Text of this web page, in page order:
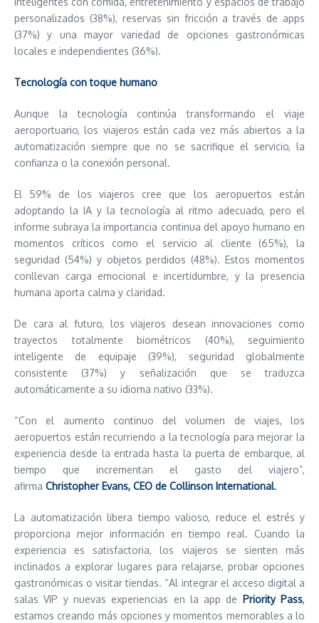
personalizados (38%), reservas sin fricción a través de apps
(37%) y una mayor variedad de opciones gastronómicas
locales e independientes (36%).
Tecnología con toque humano
Aunque la tecnología continúa transformando el viaje
aeroportuario, los viajeros están cada vez más abiertos a la
automatización siempre que no se sacrifique el servicio, la
confianza o la conexión personal.
El 59% de los viajeros cree que los aeropuertos están
adoptando la IA y la tecnología al ritmo adecuado, pero el
informe subraya la importancia continua del apoyo humano en
momentos críticos como el servicio al cliente (65%), la
seguridad (54%) y objetos perdidos (48%). Estos momentos
conllevan carga emocional e incertidumbre, y la presencia
humana aporta calma y claridad.
De cara al futuro, los viajeros desean innovaciones como
trayectos totalmente biométricos (40%), seguimiento
inteligente de equipaje (39%), seguridad globalmente
consistente (37%) y señalización que se traduzca
automáticamente a su idioma nativo (33%).
“Con el aumento continuo del volumen de viajes, los
aeropuertos están recurriendo a la tecnología para mejorar la
experiencia desde la entrada hasta la puerta de embarque, al
tiempo que incrementan el gasto del viajero”,
afirma Christopher Evans, CEO de Collinson International.
La automatización libera tiempo valioso, reduce el estrés y
proporciona mejor información en tiempo real. Cuando la
experiencia es satisfactoria, los viajeros se sienten más
inclinados a explorar lugares para relajarse, probar opciones
gastronómicas o visitar tiendas. “Al integrar el acceso digital a
salas VIP y nuevas experiencias en la app de Priority Pass,
estamos creando más opciones y momentos memorables a lo